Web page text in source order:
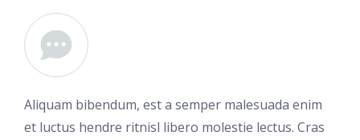
Aliquam bibendum, est a semper malesuada enim
et luctus hendre ritnisl libero molestie lectus. Cras